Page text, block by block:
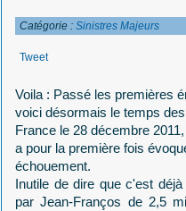
Catégorie : Sinistres Majeurs
Tweet
Voila : Passé les premières
voici désormais le temps
France le 28 décembre
a pour la première fois
échouement.
Inutile de dire que c'est
par Jean-Franços de 2,5